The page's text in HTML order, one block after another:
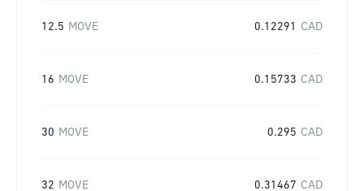
12.5 MOVE 0.12291 CAD
16 MOVE 0.15733 CAD
30 MOVE 0.295 CAD
32 MOVE 0.31467 CAD